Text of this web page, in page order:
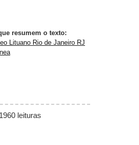
resumem o texto:
Lituano Rio de Janeiro RJ
1960 leituras